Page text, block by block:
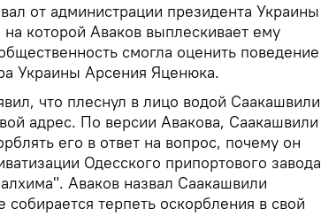
от администрации президента Украины
которой Аваков выплескивает ему
смогла оценить поведение
Украины Арсения Яценюка.
что плеснул в лицо водой Саакашвили
адрес. По версии Авакова, Саакашвили
его в ответ на вопрос, почему он
Одесского припортового завода
Аваков назвал Саакашвили
собирается терпеть оскорбления в свой